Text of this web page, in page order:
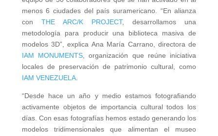
menos 6 ciudades del país suramericano. “En alianza
con THE ARC/K PROJECT, desarrollamos una
metodología para producir una biblioteca masiva de
modelos 3D”, explica Ana María Carrano, directora de
IAM MONUMENTS , organización que reúne iniciativa
locales de preservación de patrimonio cultural, como
IAM VENEZUELA.
“Desde hace un año y medio estamos fotografiando
activamente objetos de importancia cultural todos los
días. Con esas fotografías hemos estado generando los
modelos tridimensionales que alimentan el museo